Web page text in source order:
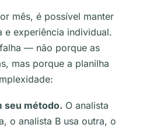
mês, é possível manter
e experiência individual.
— não porque as
mas porque a planilha
seu método. O analista
o analista B usa outra, o